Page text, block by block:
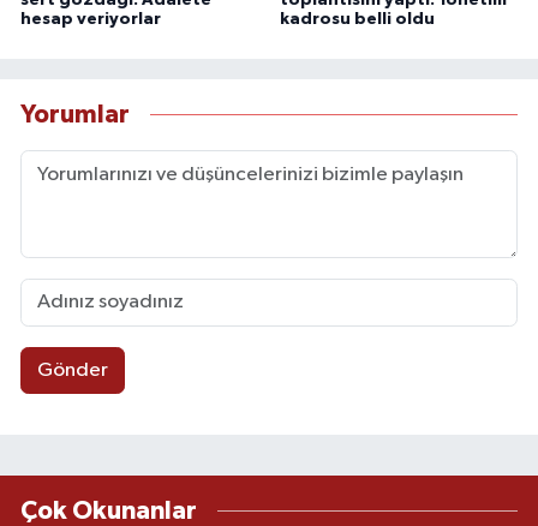
hesap veriyorlar
kadrosu belli oldu
Yorumlar
Gönder
Çok Okunanlar